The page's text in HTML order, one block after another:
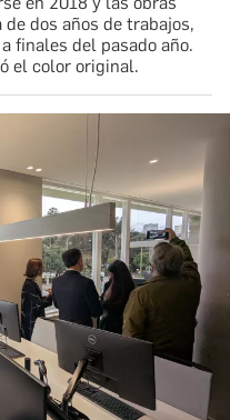
dos años de trabajos,
finales del pasado año.
el color original.